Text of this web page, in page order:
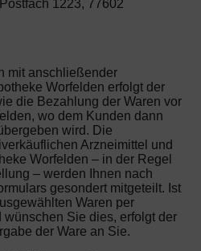
1223, 77602
mit anschließender
Worfelden erfolgt der
die Bezahlung der Waren vor
wo dem Kunden dann
wird. Die
Arzneimittel und
Worfelden – in der Regel
– werden Ihnen nach
gesondert mitgeteilt. Ist
Waren per
wünschen Sie dies, erfolgt der
der Ware an Sie.